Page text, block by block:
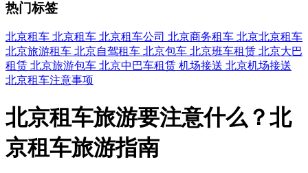
热门标签
北京租车 北京租车 北京租车公司 北京商务租车 北京北京租车
北京旅游租车 北京自驾租车 北京包车 北京班车租赁 北京大巴
租赁 北京旅游包车 北京中巴车租赁 机场接送 北京机场接送
北京租车注意事项
北京租车旅游要注意什么？北
京租车旅游指南